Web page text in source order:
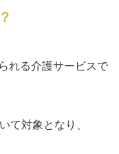
れる介護サービスで
て対象となり、